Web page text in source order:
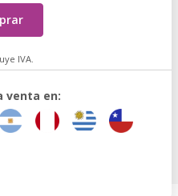
IVA.
venta en: